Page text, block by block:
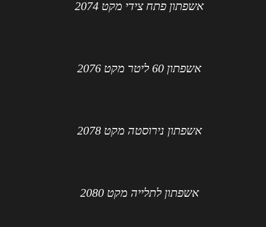
אשפתון פתח צידי מקט 2074
אשפתון 60 ליטר מקט 2076
אשפתון נירוסטה מקט 2078
אשפתון לתלייה מקט 2080